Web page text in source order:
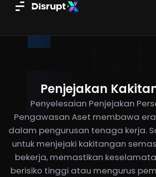
Penjejakan
Penyelesaian Penjejakan
Pengawasan Aset membawa
dalam pengurusan tenaga kerja.
untuk menjejaki kakitangan
bekerja, memastikan
berisiko tinggi atau mengurus